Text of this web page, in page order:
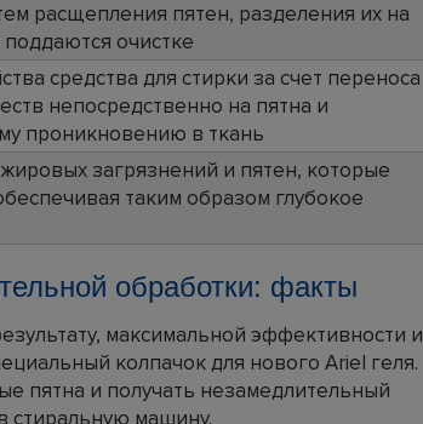
расщепления пятен, разделения их на
очистке
средства для стирки за счет переноса
непосредственно на пятна и
проникновению в ткань
загрязнений и пятен, которые
таким образом глубокое
обработки: факты
максимальной эффективности и
колпачок для нового Ariel геля.
пятна и получать незамедлительный
машину.